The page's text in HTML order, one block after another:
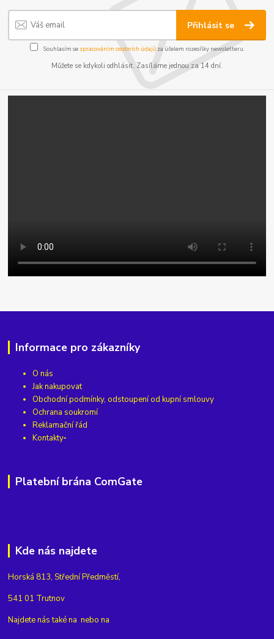
Přihlásit se
Souhlasím se zpracováním osobních údajůza účelem rozesílky newsletteru.
Můžete se kdykoli odhlásit. Zasíláme jednou za 14 dní.
Informace pro zákazníky
O nás
Jak nakupovat
Obchodní podmínky, odstoupení od kupní smlouvy
Ochrana soukromí
Reklamační řád
Kontakty
Platební brána ComGate
Kde nás najdete
Horská 813, Střední Předměstí,
541 01 Trutnov
Najdete nás také na nebo na